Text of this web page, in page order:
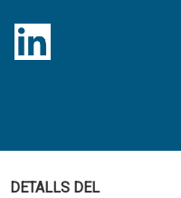
DETALLS DEL